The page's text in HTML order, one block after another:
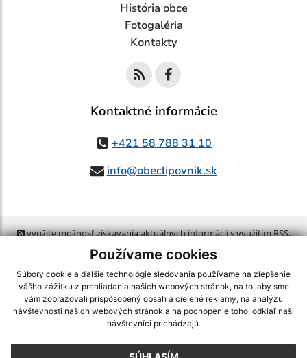
Používame cookies
Súbory cookie a ďalšie technológie sledovania používame na zlepšenie
vášho zážitku z prehliadania našich webových stránok, na to, aby sme
vám zobrazovali prispôsobený obsah a cielené reklamy, na analýzu
návštevnosti našich webových stránok a na pochopenie toho, odkiaľ naši
návštevníci prichádzajú.
História obce
Fotogaléria
Kontakty
Kontaktné informácie
+421 58 788 31 10
info@obeclipovnik.sk
využite možnosť získavania aktuálnych informácií s využitím RSS,
CMS systém (redakčný) systém ECHELON 2, Mapa stránok
webex.digital, s.r.o.,domény,registrácia domény
spoločnosť webex.digital, s.r.o.,technický prevádzkovateľ
Posledná aktualizácia:05.08.2026
Vytlačiť stránku|Vyhlásenie o prístupnosti